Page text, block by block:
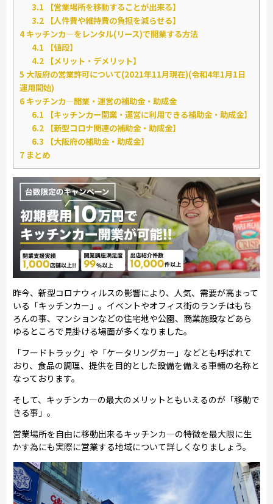
3.1 【営業場所を移動することが出来る】
3.2 【人件費や維持費の負担を減らせる】
4キッチンカ―をレンタル(リース)で開業する方法
4.1 【値段】
4.2 【メリット・デメリット】
5 大阪府の営業許可について(2021年11月現在)(令和4年1月1日
運用開始)
6 キッチンカ―開業・運営の補助金・助成金
6.1 【キッチンカー開業・運営に利用できる補助金・助成金】
6.2 【新型コロナ関連の補助金・助成金】
6.3 【大阪府の補助金・助成金】
7 まとめ
昨今、新型コロナウィルスの影響により、人気、需要が高まって
いる「キッチンカー」。イベントやオフィス街のランチはもち
ろんの事、マンションなどの住宅地や公園、商業施設などあら
ゆるところで見掛ける場面が多くなりました。
「フードトラック」や「ケータリングカー」などとも呼ばれて
おり、食品の調理、提供を目的とした設備を備える車輛の名称と
なっております。
そして、キッチンカ―の最大のメリットともいえるのが「移動で
きる事」。
営業場所を自由に移動出来るキッチンカ―の特徴を最大限に生
かす為にも実際に営業する地域について詳しくなりましょう。